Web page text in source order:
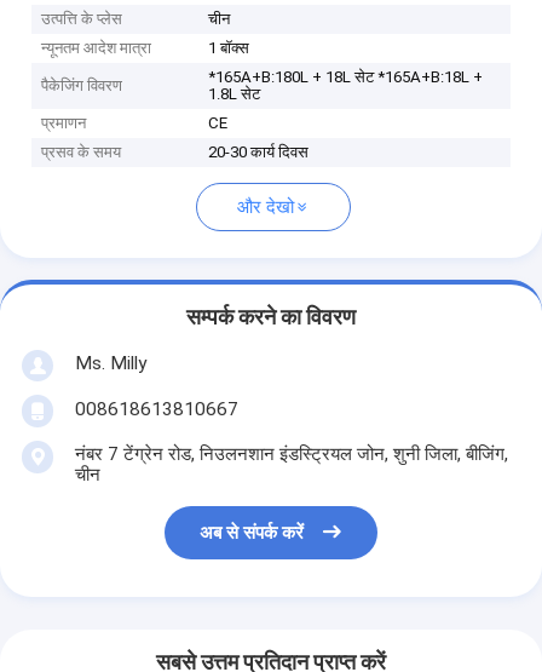
उत्पत्ति के प्लेस
चीन
न्यूनतम आदेश मात्रा
1 बॉक्स
पैकेजिंग विवरण
*165A+B:180L + 18L सेट *165A+B:18L +
1.8L सेट
प्रमाणन
CE
प्रसव के समय
20-30 कार्य दिवस
और देखो
सम्पर्क करने का विवरण
Ms. Milly
008618613810667
नंबर 7 टेंग्रेन रोड, निउलनशान इंडस्ट्रियल जोन, शुनी जिला, बीजिंग,
चीन
अब से संपर्क करें
सबसे उत्तम प्रतिदान प्राप्त करें